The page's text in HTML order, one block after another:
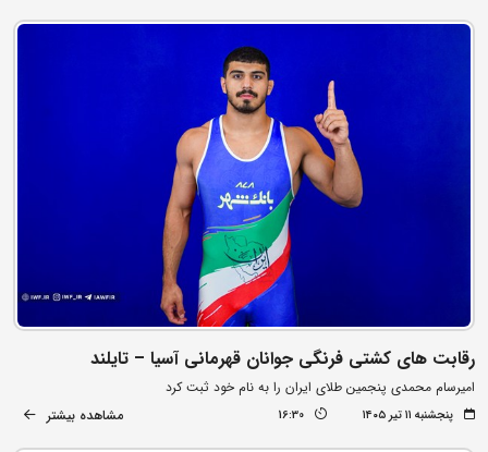
رقابت های کشتی فرنگی جوانان قهرمانی آسیا – تایلند
امیرسام محمدی پنجمین طلای ایران را به نام خود ثبت کرد
پنجشنبه ۱۱ تیر ۱۴۰۵ 16:30 مشاهده بیشتر